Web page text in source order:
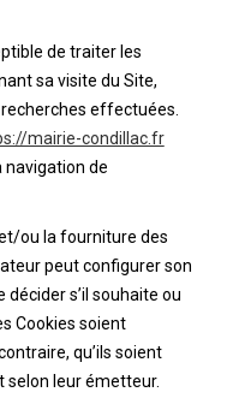
de traiter les
sa visite du Site,
effectuées.
mairie-condillac.fr
navigation de
ou la fourniture des
peut configurer son
s’il souhaite ou
Cookies soient
qu’ils soient
leur émetteur.